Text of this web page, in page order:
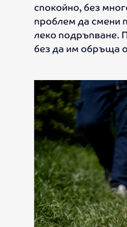
спокойно, без
проблем да смени
леко подръпване.
без да им обръща